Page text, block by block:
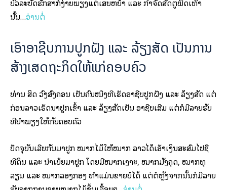
ບົວລະບັດຮັກສາກໍ່ງ່າຍພຽງແຕ່ເສຍຫຍ້າ ແລະ ກຳຈັດສັດຕູພືດເທົ່າ
ນັ້ນ…ອ່ານຕໍ່
ເອົາອາຊີບການປູກຝັງ ແລະ ລ້ຽງສັດ ເປັນການ
ສ້າງເສດຖະກິດໃຫ້ແກ່ຄອບຄົວ
ທ່ານ ສິດ ວົງສົງຄອນ ເປັນຄົນໜຶ່ງທີ່ເຮັດອາຊີບປູກຝັງ ແລະ ລ້ຽງສັດ ແຕ່
ກ່ອນລາວເຮັດນາປູກເຂົ້າ ແລະ ລ້ຽງສັດເປັນ ອາຊີບເສີມ ແຕ່ກໍມີລາຍຮັບ
ທີ່ບໍາພຽງໃຫ້ກັບຄອບຄົວ
ປັດຈຸບັນເລີຍກັນມາປູກ ໝາກໄມ້ໃຫ້ໝາກ ລາວໄດ້ເອັາເງິນສະສົມໄປຊື່
ທີ່ດິນ ແລະ ນຳເບ້ຍມາປູກ ໂດຍມີໝາກເງາະ, ໝາກມັງຄຸດ, ໝາກທຸ
ລຽນ ແລະ ໝາກລອງກອງ ທຳແມ່ນຂາຍບໍ່ໄດ້ ແຕ່ຕໍ່ຫຼັງຈາກນັ້ນກໍມີລາຍ